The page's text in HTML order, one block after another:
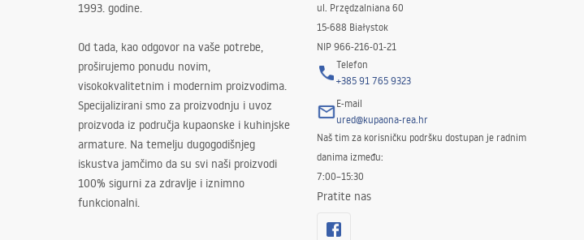
1993. godine.
Od tada, kao odgovor na vaše potrebe,
proširujemo ponudu novim,
visokokvalitetnim i modernim proizvodima.
Specijalizirani smo za proizvodnju i uvoz
proizvoda iz područja kupaonske i kuhinjske
armature. Na temelju dugogodišnjeg
iskustva jamčimo da su svi naši proizvodi
100% sigurni za zdravlje i iznimno
funkcionalni.
ul. Przędzalniana 60
15-688 Białystok
NIP 966-216-01-21
Telefon
+385 91 765 9323
E-mail
ured@kupaona-rea.hr
Naš tim za korisničku podršku dostupan je radnim
danima između:
7:00–15:30
Pratite nas